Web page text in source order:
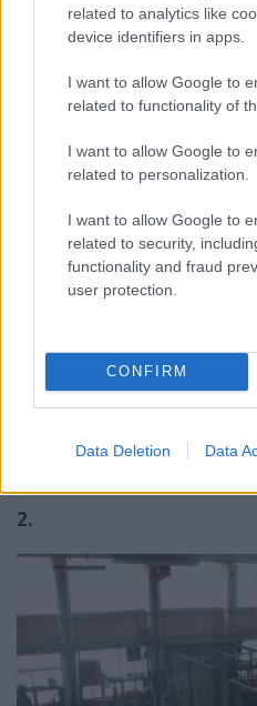
related to analytics like
device identifiers in apps.
I want to allow Google to
related to functionality of
I want to allow Google to
related to personalization.
I want to allow Google to
related to security,
functionality and fraud
user protection.
CONFIRM
Data Deletion Data
2.